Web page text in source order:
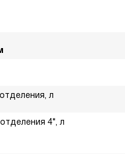
л
4*, л